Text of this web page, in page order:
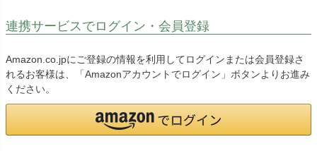
連携サービスでログイン・会員登録
Amazon.co.jpにご登録の情報を利用してログインまたは会員登録さ
れるお客様は、「Amazonアカウントでログイン」ボタンよりお進み
ください。